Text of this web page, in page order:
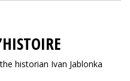
historian Ivan Jablonka